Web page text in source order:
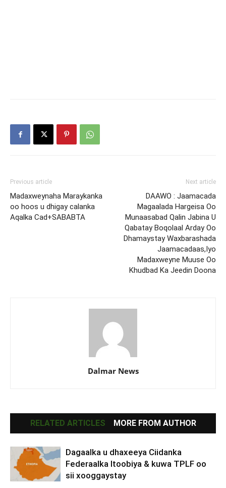
Previous article
Madaxweynaha Maraykanka
oo hoos u dhigay calanka
Aqalka Cad+SABABTA
Next article
DAAWO : Jaamacada
Magaalada Hargeisa Oo
Munaasabad Qalin Jabina U
Qabatay Boqolaal Arday Oo
Dhamaystay Waxbarashada
Jaamacadaas,Iyo
Madaxweyne Muuse Oo
Khudbad Ka Jeedin Doona
Dalmar News
RELATED ARTICLES MORE FROM AUTHOR
Dagaalka u dhaxeeya Ciidanka
Federaalka Itoobiya & kuwa TPLF oo
sii xooggaystay